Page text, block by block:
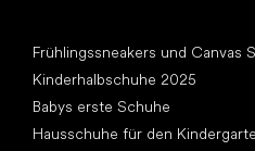
Frühlingssneakers und Canvas
Kinderhalbschuhe 2025
Babys erste Schuhe
Hausschuhe für den